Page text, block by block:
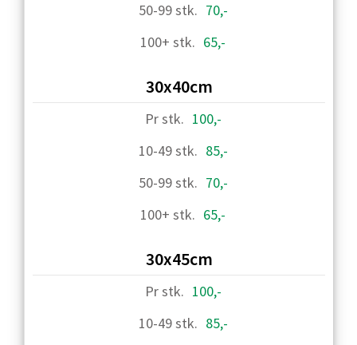
70,-
65,-
30x40cm
100,-
85,-
70,-
65,-
30x45cm
100,-
85,-